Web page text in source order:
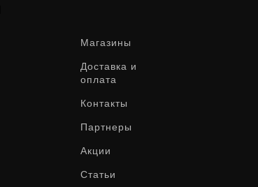
Магазины
Доставка и
оплата
Контакты
Партнеры
Акции
Статьи